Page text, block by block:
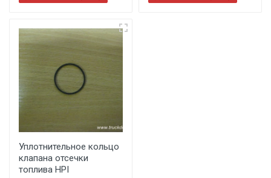
Уплотнительное кольцо
клапана отсечки
топлива HPI